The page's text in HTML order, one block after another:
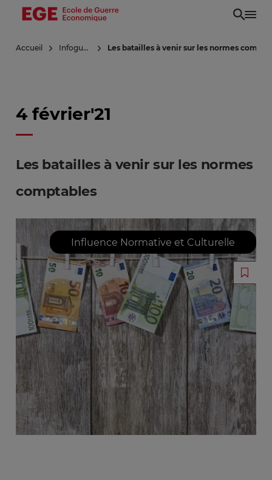
Aller
principal
Accueil Infoguerre Les batailles à venir sur les normes
4 février'21
Les batailles à venir sur les normes
comptables
Influence Normative et Culturelle